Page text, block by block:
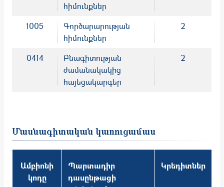
հիմունքներ
1005
Գործարարության
հիմունքներ
2
0414
Բնագիտության
ժամանակակից
հայեցակարգեր
2
Մասնագիտական կառուցամաս
Ամբիոնի
կոդը
Պարտադիր
դասընթացի
Կրեդիտներ